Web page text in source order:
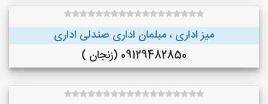
میز اداری ، مبلمان اداری صندلی اداری
09129482850 (زنجان )